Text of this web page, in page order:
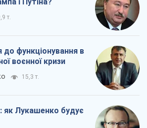
т.
до функціонування в
воєнної кризи
15,3 т.
як Лукашенко будує